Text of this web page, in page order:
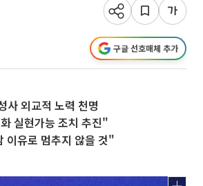
구글 선호매체 추가
사 외교적 노력 천명
실현가능 조치 추진"
이유로 멈추지 않을 것"